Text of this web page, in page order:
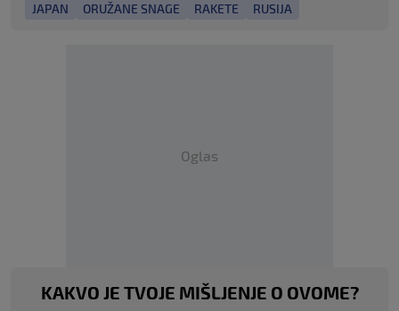
JAPAN ORUŽANE SNAGE RAKETE RUSIJA
Oglas
KAKVO JE TVOJE MIŠLJENJE O OVOME?